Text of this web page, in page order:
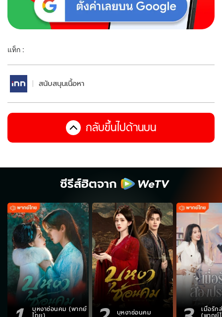
แท็ก :
สนับสนุนเนื้อหา
กลับขึ้นไปด้านบน
ซีรีส์ฮิตจาก
บุหงาซ่อนคม (พากย์ บุหงาซ่อนคม เมื่อรัก